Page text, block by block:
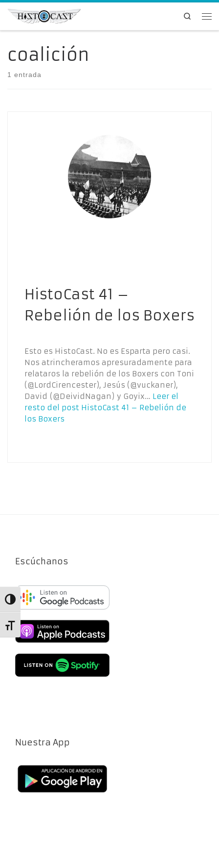
Alternar alto contraste
Alternar tamaño de letra
Saltar al contenido
Search
coalición
1 entrada
HistoCast 41 –
Rebelión de los Boxers
Esto es HistoCast. No es Esparta pero casi.
Nos atrincheramos apresuradamente para
relataros la rebelión de los Boxers con Toni
(@LordCirencester), Jesús (@vuckaner),
David (@DeividNagan) y Goyix… Leer el
resto del post HistoCast 41 – Rebelión de
los Boxers
Escúchanos
Nuestra App